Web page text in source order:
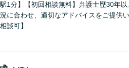
駅1分】【初回相談無料】弁護士歴30年
に合わせ、適切なアドバイスをご提供
談可】